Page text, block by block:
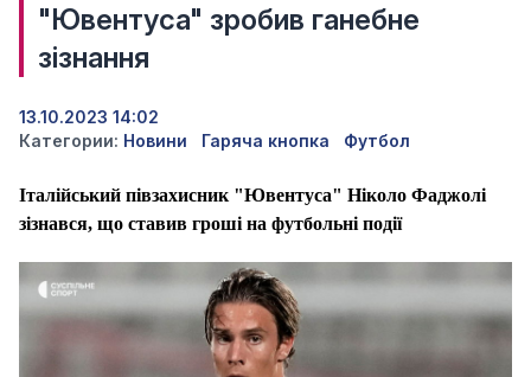
"Ювентуса" зробив ганебне
зізнання
13.10.2023 14:02
Категории: Новини Гаряча кнопка Футбол
Італійський півзахисник "Ювентуса" Ніколо Фаджолі
зізнався, що ставив гроші на футбольні події